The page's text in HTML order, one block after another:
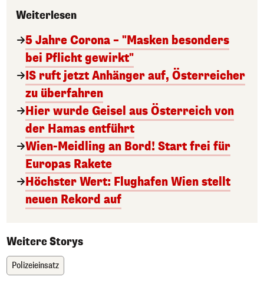
Weiterlesen
5 Jahre Corona – "Masken besonders
bei Pflicht gewirkt"
IS ruft jetzt Anhänger auf, Österreicher
zu überfahren
Hier wurde Geisel aus Österreich von
der Hamas entführt
Wien-Meidling an Bord! Start frei für
Europas Rakete
Höchster Wert: Flughafen Wien stellt
neuen Rekord auf
Weitere Storys
Polizeieinsatz